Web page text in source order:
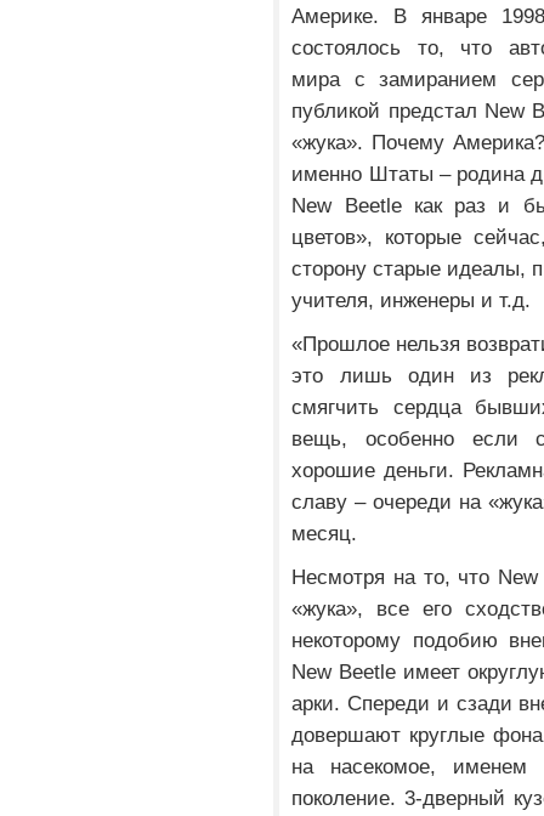
Америке. В январе
состоялось то, что
мира с замиранием
публикой предстал New
«жука». Почему
именно Штаты – родина
New Beetle как раз и
цветов», которые
сторону старые идеалы,
учителя, инженеры и т.д.
«Прошлое нельзя
это лишь один из
смягчить сердца
вещь, особенно если
хорошие деньги.
славу – очереди на
месяц.
Несмотря на то, что
«жука», все его
некоторому подобию
New Beetle имеет
арки. Спереди и сзади
довершают круглые
на насекомое, именем
поколение. 3-дверный